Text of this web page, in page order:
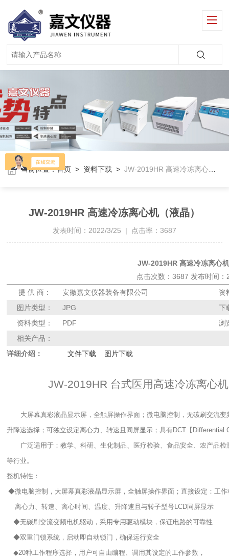
当前位置：首页 > 资料下载 >JW-2019HR 高速冷冻离心机（液晶）
JW-2019HR 高速冷冻离心机（液晶）
发表时间：2022/3/25 | 点击率：3687
JW-2019HR 高速冷冻离心
点击次数：3687 发布时间
提 供 商：
安徽嘉文仪器装备有限公司
资
图片类型：
JPG
下
资料类型：
PDF
浏
相关产品：
详细介绍：
文件下载 图片下载
JW-2019HR 台式医用高速冷冻离心机
大屏幕真彩液晶显示屏，全触屏操作界面；微电脑控制，无碳刷交流
升降速选择；可独立设定离心力、转速且同屏显示；具有DCT 【 Differential
广泛适用于：教学、科研、生化制品、医疗检验、食品安全、农产品
等行业。
整机特性：
◆微电脑控制，大屏幕真彩液晶显示屏，全触屏操作界面；直接设定：工作
离心力、转速、离心时间、温度、升降速且与转子型号LCD同屏显示
◆无碳刷交流变频电机驱动，采用专用驱动模块，保证电路的可靠性
◆双重门锁系统，启动即自动锁门，确保运行安全
◆20种工作程序选择，用户可自由编程、调用其设定的工作参数，